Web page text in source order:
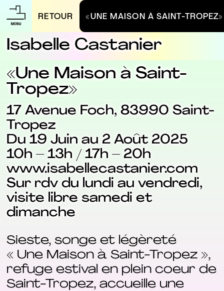
Isabelle Castanier
RETOUR «UNE MAISON À SAINT-TROPEZ»
«Une Maison à Saint-
Tropez»
17 Avenue Foch, 83990 Saint-
Tropez
Du 19 Juin au 2 Août 2025
10h – 13h / 17h – 20h
www.isabellecastanier.com
Sur rdv du lundi au vendredi,
visite libre samedi et
dimanche
Sieste, songe et légèreté
« Une Maison à Saint-Tropez »,
refuge estival en plein coeur de
Saint-Tropez, accueille une